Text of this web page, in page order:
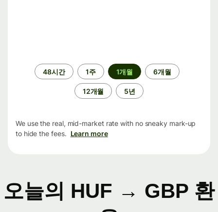
48시간 1주 1개월 6개월
12개월 5년
We use the real, mid-market rate with no sneaky mark-up
to hide the fees. Learn more
오늘의 HUF → GBP 환